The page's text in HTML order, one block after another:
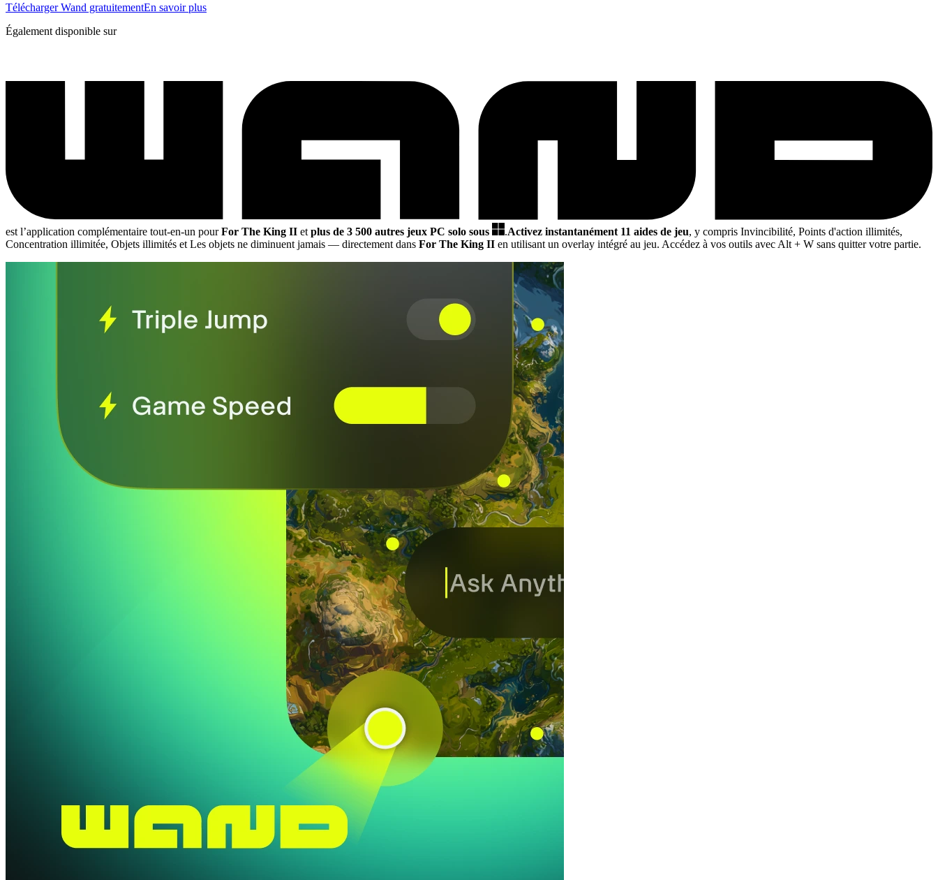
Télécharger Wand gratuitementEn savoir plus
Également disponible sur
est l’application complémentaire tout-en-un pourFor The King II et plus de 3 500 autres jeux PC solo sous .Activez instantanément 11 aides de jeu, y compris Invincibilité, Points d'action illimités,
Concentration illimitée, Objets illimités et Les objets ne diminuent jamais — directement dans For The King II en utilisant un overlay intégré au jeu. Accédez à vos outils avec Alt + W sans quitter votre partie.